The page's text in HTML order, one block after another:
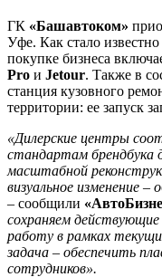
ГК «Башавтоком»
Уфе. Как стало известно
покупке бизнеса
Pro и Jetour. Также в
станция кузовного
территории: ее запуск
«Дилерские центры
стандартам
масштабной
визуальное изменение –
– сообщили
сохраняем
работу в рамках
задача – обеспечить
сотрудников».